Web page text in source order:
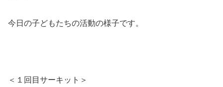
今日の子どもたちの活動の様子です。
＜１回目サーキット＞